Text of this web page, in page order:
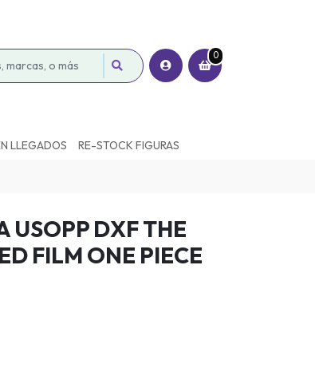
0
LLEGADOS RE-STOCK FIGURAS
USOPP DXF THE
FILM ONE PIECE